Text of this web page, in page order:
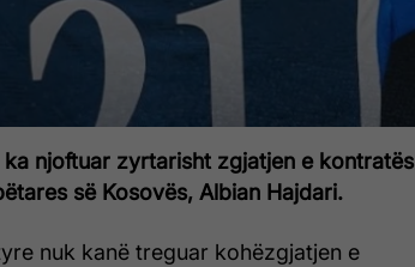
ka njoftuar zyrtarisht zgjatjen e kontratës
së Kosovës, Albian Hajdari.
nuk kanë treguar kohëzgjatjen e